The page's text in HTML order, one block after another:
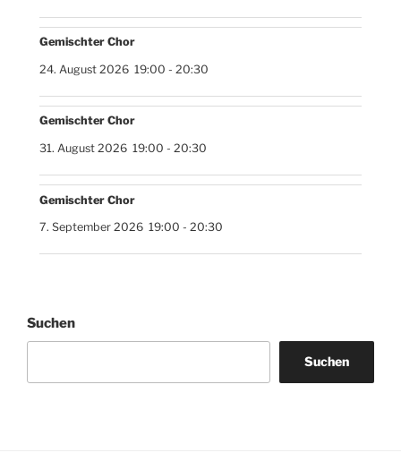
Gemischter Chor
24. August 2026 19:00 - 20:30
Gemischter Chor
31. August 2026 19:00 - 20:30
Gemischter Chor
7. September 2026 19:00 - 20:30
Suchen
Suchen